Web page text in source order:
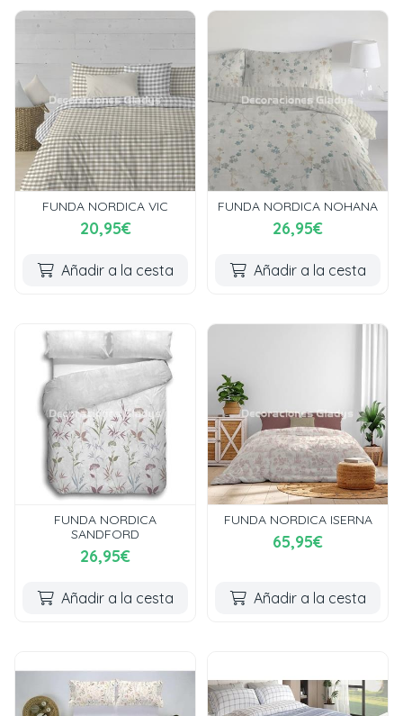
FUNDA NORDICA VIC
20,95€
Añadir a la cesta
FUNDA NORDICA NOHANA
26,95€
Añadir a la cesta
FUNDA NORDICA
SANDFORD
26,95€
Añadir a la cesta
FUNDA NORDICA ISERNA
65,95€
Añadir a la cesta